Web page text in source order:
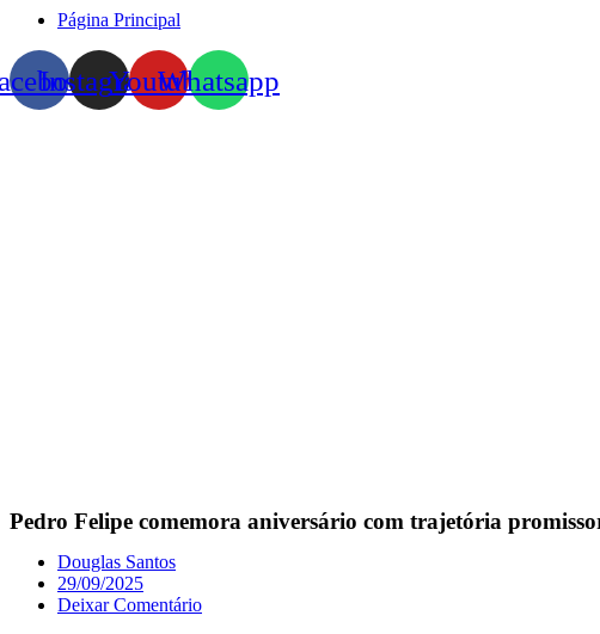
Página Principal
InstagramYoutubeWhatsapp
Pedro Felipe comemora aniversário com trajetória
Douglas Santos
29/09/2025
Deixar Comentário